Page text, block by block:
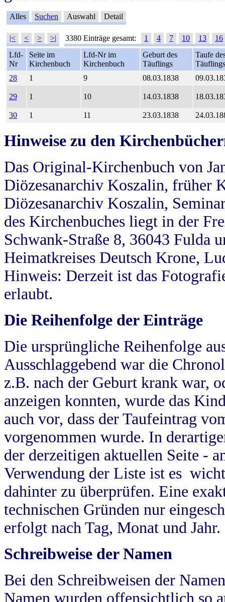
Alles Suchen Auswahl Detail
|< < > >| 3380 Einträge gesamt: 1 4 7 10 13
16
Lfd-
Nr
Seite im
Kirchenbuch
Lfd-Nr im
Kirchenbuch
Geburt des
Täuflings
Taufe
Täuflings
28
1 9 08.03.1838
29 1 10 14.03.1838
30 1 11 23.03.1838
Hinweise zu den
Das Original-Kirchenbuch von
Diözesanarchiv Koszalin, früher
Diözesanarchiv Koszalin,
des Kirchenbuches liegt in der
Schwank-Straße 8, 36043 Fulda
Heimatkreises Deutsch Krone,
Hinweis: Derzeit ist das
erlaubt.
Die Reihenfolge der Einträge
Die ursprüngliche Reihenfolge
Ausschlaggebend war die
z.B. nach der Geburt krank war,
anzeigen konnten, wurde das
auch vor, dass der Taufeintrag
vorgenommen wurde. In
der derzeitigen aktuellen Seite -
Verwendung der Liste ist es
dahinter zu überprüfen. Eine
technischen Gründen nur
erfolgt nach Tag, Monat und Jahr.
Schreibweise der Namen
Bei den Schreibweisen der
Namen wurden offensichtlich so